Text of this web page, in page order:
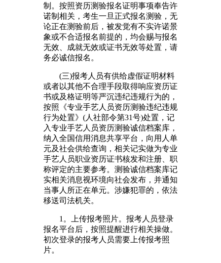
制。按照资历测验报名证明事项奉告许
诺制相关，考生一旦正式报名测验，无
论正在测验前后，被发觉有不实许诺景
象或不合适报名前提的，均会赐与报名
无效、成就无效或证书无效等处置，请
务必诚信报名。
(三)报考人员有供给虚假证明材料
或者以其他不合理手段取得响应资历证
书或及格证明等严沉违纪违规行为的，
按照《专业手艺人员资历测验违纪违规
行为处置》(人社部令第31号)处置，记
入专业手艺人员资历测验诚信档案库，
纳入全国信用消息共享平台，向用人单
元及社会供给查询，相关记实做为专业
手艺人员职业资历证书核发和注册、职
称评定的主要参考。测验诚信档案库记
实相关消息视环境向社会发布，并通知
当事人所正在单元。涉嫌犯罪的，依法
移送司法机关。
1。上传报考照片。报考人员登录
报名平台后，按照提醒进行相关操做。
初次登录的报考人员需要上传报考照
片。